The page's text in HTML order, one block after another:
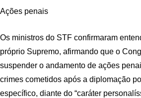
Ações penais
Os ministros do STF confirmaram
próprio Supremo, afirmando que o
suspender o andamento de ações
crimes cometidos após a diplomação
específico, diante do “caráter